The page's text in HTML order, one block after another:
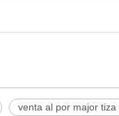
venta al por major